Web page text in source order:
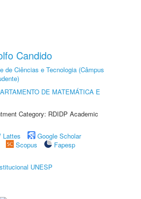
Candido
de Ciências e Tecnologia (Câmpus
DE MATEMÁTICA E
Category: RDIDP Academic
Lattes
Google Scholar
Scopus
Fapesp
UNESP